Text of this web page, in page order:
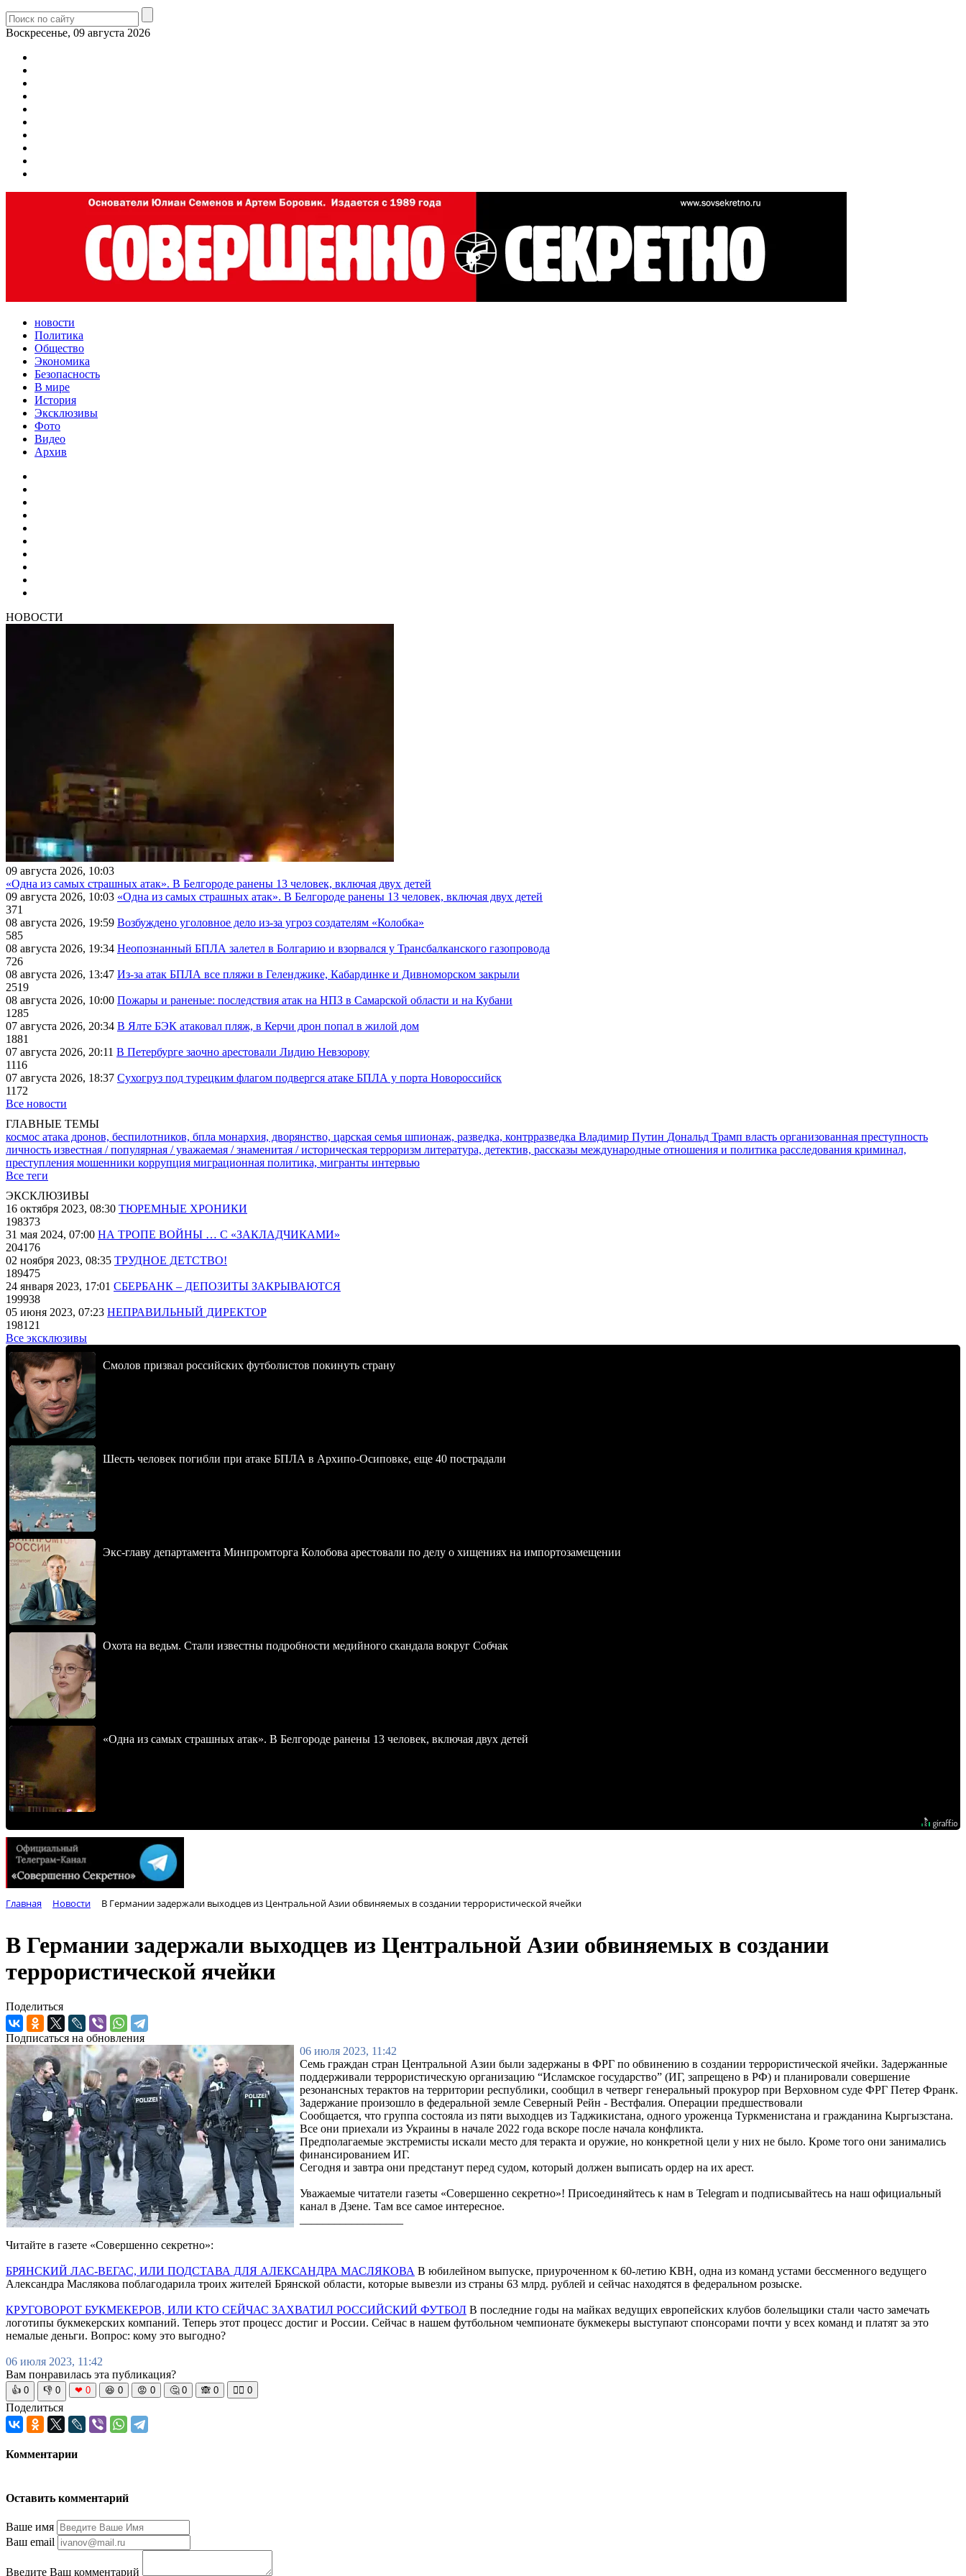
Воскресенье, 09 августа 2026
новости
Политика
Общество
Экономика
Безопасность
В мире
История
Эксклюзивы
Фото
Видео
Архив
НОВОСТИ
09 августа 2026, 10:03
«Одна из самых страшных атак». В Белгороде ранены 13 человек, включая двух детей
09 августа 2026, 10:03 «Одна из самых страшных атак». В Белгороде ранены 13 человек, включая двух детей
371
08 августа 2026, 19:59 Возбуждено уголовное дело из-за угроз создателям «Колобка»
585
08 августа 2026, 19:34 Неопознанный БПЛА залетел в Болгарию и взорвался у Трансбалканского газопровода
726
08 августа 2026, 13:47 Из-за атак БПЛА все пляжи в Геленджике, Кабардинке и Дивноморском закрыли
2519
08 августа 2026, 10:00 Пожары и раненые: последствия атак на НПЗ в Самарской области и на Кубани
1285
07 августа 2026, 20:34 В Ялте БЭК атаковал пляж, в Керчи дрон попал в жилой дом
1881
07 августа 2026, 20:11 В Петербурге заочно арестовали Лидию Невзорову
1116
07 августа 2026, 18:37 Сухогруз под турецким флагом подвергся атаке БПЛА у порта Новороссийск
1172
Все новости
ГЛАВНЫЕ ТЕМЫ
космос атака дронов, беспилотников, бпла монархия, дворянство, царская семья шпионаж, разведка, контрразведка Владимир Путин Дональд Трамп власть организованная преступность
личность известная / популярная / уважаемая / знаменитая / историческая терроризм литература, детектив, рассказы международные отношения и политика расследования криминал,
преступления мошенники коррупция миграционная политика, мигранты интервью
Все теги
ЭКСКЛЮЗИВЫ
16 октября 2023, 08:30 ТЮРЕМНЫЕ ХРОНИКИ
198373
31 мая 2024, 07:00 НА ТРОПЕ ВОЙНЫ … С «ЗАКЛАДЧИКАМИ»
204176
02 ноября 2023, 08:35 ТРУДНОЕ ДЕТСТВО!
189475
24 января 2023, 17:01 СБЕРБАНК – ДЕПОЗИТЫ ЗАКРЫВАЮТСЯ
199938
05 июня 2023, 07:23 НЕПРАВИЛЬНЫЙ ДИРЕКТОР
198121
Все эксклюзивы
Смолов призвал российских футболистов покинуть страну
Шесть человек погибли при атаке БПЛА в Архипо-Осиповке, еще 40 пострадали
Экс-главу департамента Минпромторга Колобова арестовали по делу о хищениях на импортозамещении
Охота на ведьм. Стали известны подробности медийного скандала вокруг Собчак
«Одна из самых страшных атак». В Белгороде ранены 13 человек, включая двух детей
Главная Новости В Германии задержали выходцев из Центральной Азии обвиняемых в создании террористической ячейки
В Германии задержали выходцев из Центральной Азии обвиняемых в создании
террористической ячейки
Поделиться
Подписаться на обновления
06 июля 2023, 11:42
Семь граждан стран Центральной Азии были задержаны в ФРГ по обвинению в создании террористической ячейки. Задержанные
поддерживали террористическую организацию “Исламское государство” (ИГ, запрещено в РФ) и планировали совершение
резонансных терактов на территории республики, сообщил в четверг генеральный прокурор при Верховном суде ФРГ Петер Франк.
Задержание произошло в федеральной земле Северный Рейн - Вестфалия. Операции предшествовали
Сообщается, что группа состояла из пяти выходцев из Таджикистана, одного уроженца Туркменистана и гражданина Кыргызстана.
Все они приехали из Украины в начале 2022 года вскоре после начала конфликта.
Предполагаемые экстремисты искали место для теракта и оружие, но конкретной цели у них не было. Кроме того они занимались
финансированием ИГ.
Сегодня и завтра они предстанут перед судом, который должен выписать ордер на их арест.
Уважаемые читатели газеты «Совершенно секретно»! Присоединяйтесь к нам в Telegram и подписывайтесь на наш официальный
канал в Дзене. Там все самое интересное.
Читайте в газете «Совершенно секретно»:
БРЯНСКИЙ ЛАС-ВЕГАС, ИЛИ ПОДСТАВА ДЛЯ АЛЕКСАНДРА МАСЛЯКОВА В юбилейном выпуске, приуроченном к 60-летию КВН, одна из команд устами бессменного ведущего
Александра Маслякова поблагодарила троих жителей Брянской области, которые вывезли из страны 63 млрд. рублей и сейчас находятся в федеральном розыске.
КРУГОВОРОТ БУКМЕКЕРОВ, ИЛИ КТО СЕЙЧАС ЗАХВАТИЛ РОССИЙСКИЙ ФУТБОЛ В последние годы на майках ведущих европейских клубов болельщики стали часто замечать
логотипы букмекерских компаний. Теперь этот процесс достиг и России. Сейчас в нашем футбольном чемпионате букмекеры выступают спонсорами почти у всех команд и платят за это
немалые деньги. Вопрос: кому это выгодно?
06 июля 2023, 11:42
Вам понравилась эта публикация?
👍 0 👎 0 ❤ 0 😆 0 😡 0 🤔 0 🙈 0 🧘‍♀️ 0
Поделиться
Комментарии
Оставить комментарий
Ваше имя
Ваш email
Введите Ваш комментарий